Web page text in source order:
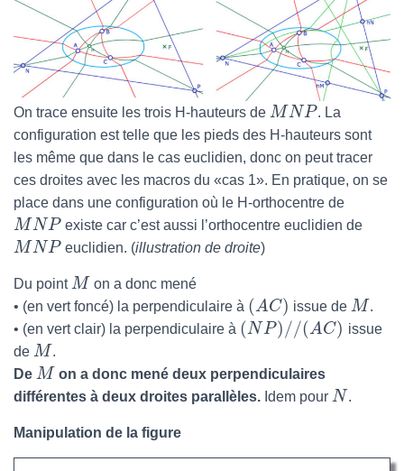
On trace ensuite les trois H-hauteurs de MNP. La
configuration est telle que les pieds des H-hauteurs sont
les même que dans le cas euclidien, donc on peut tracer
ces droites avec les macros du «cas 1». En pratique, on se
place dans une configuration où le H-orthocentre de
MNP existe car c’est aussi l’orthocentre euclidien de
MNP euclidien. (illustration de droite)
Du pointM on a donc mené
• (en vert foncé) la perpendiculaire à (AC) issue de M .
• (en vert clair) la perpendiculaire à (NP)//(AC) issue
de M .
De M on a donc mené deux perpendiculaires
différentes à deux droites parallèles. Idem pour N .
Manipulation de la figure